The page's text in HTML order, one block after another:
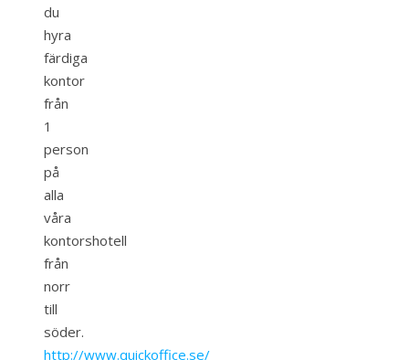
du
hyra
färdiga
kontor
från
1
person
på
alla
våra
kontorshotell
från
norr
till
söder.
http://www.quickoffice.se/